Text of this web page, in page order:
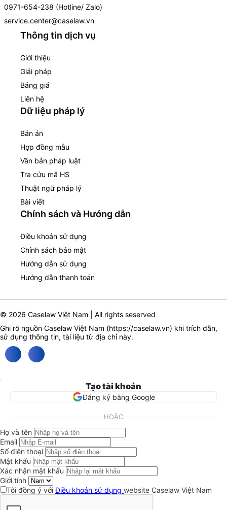
0971-654-238 (Hotline/ Zalo)
service.center@caselaw.vn
Thông tin dịch vụ
Giới thiệu
Giải pháp
Bảng giá
Liên hệ
Dữ liệu pháp lý
Bản án
Hợp đồng mẫu
Văn bản pháp luật
Tra cứu mã HS
Thuật ngữ pháp lý
Bài viết
Chính sách và Hướng dẫn
Điều khoản sử dụng
Chính sách bảo mật
Hướng dẫn sử dụng
Hướng dẫn thanh toán
© 2026 Caselaw Việt Nam | All rights seserved
Ghi rõ nguồn Caselaw Việt Nam (https://caselaw.vn) khi trích dẫn,
sử dụng thông tin, tài liệu từ địa chỉ này.
Tạo tài khoản
Đăng ký bằng Google
HOẶC
Họ và tên
Email
Số điện thoại
Mật khẩu
Xác nhận mật khẩu
Giới tính
Tôi đồng ý vớiĐiều khoản sử dụng website Caselaw Việt Nam